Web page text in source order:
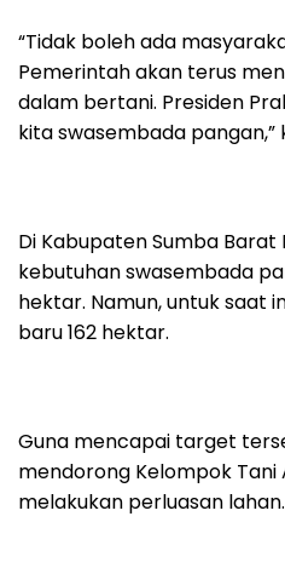
“Tidak boleh ada
Pemerintah akan terus
dalam bertani. Presiden
kita swasembada pangan,”
Di Kabupaten Sumba
kebutuhan swasembada
hektar. Namun, untuk saat
baru 162 hektar.
Guna mencapai target
mendorong Kelompok Tani
melakukan perluasan lahan.